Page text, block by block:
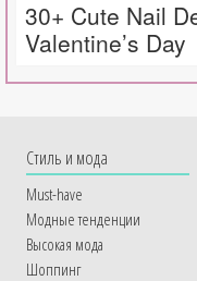
30+ Cute Nail
Valentine’s Day
Cтиль и мода
Must-have
Модные тенденции
Высокая мода
Шоппинг